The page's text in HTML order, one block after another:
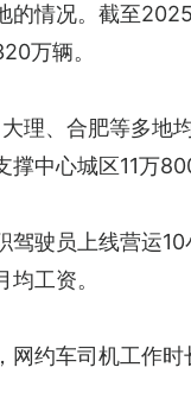
的情况。截至
万辆。
理、合肥等多地
中心城区11万
驾驶员上线营运
工资。
约车司机工作时